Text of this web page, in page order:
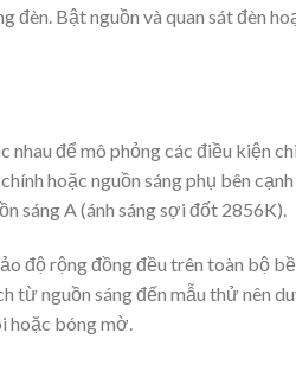
đèn. Bật nguồn và quan sát đèn
để mô phỏng các điều kiện
hoặc nguồn sáng phụ bên cạnh
sáng A (ánh sáng sợi đốt 2856K).
độ rộng đồng đều trên toàn bộ bề
từ nguồn sáng đến mẫu thử nên
bóng mờ.